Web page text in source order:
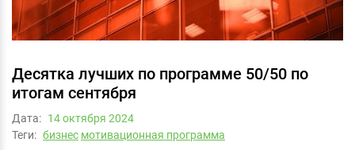
Десятка лучших по программе 50/50 по
итогам сентября
Дата: 14 октября 2024
Теги: бизнес мотивационная программа